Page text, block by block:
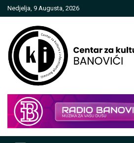
Skip
to
Nedjelja, 9 Augusta, 2026
Centar za kulturu i
Banovići